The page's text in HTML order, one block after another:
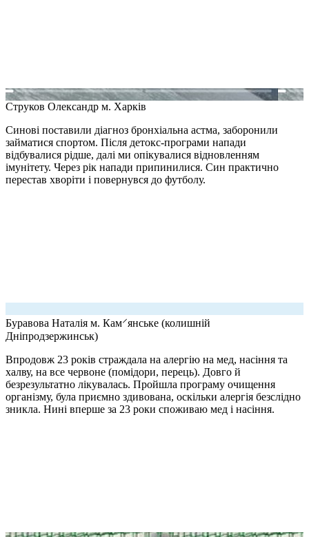
Струков Олександр м. Харків
Синові поставили діагноз бронхіальна астма, заборонили
займатися спортом. Після детокс-програми напади
відбувалися рідше, далі ми опікувалися відновленням
імунітету. Через рік напади припинилися. Син практично
перестав хворіти і повернувся до футболу.
Буравова Наталія м. Кам⸍янське (колишній
Дніпродзержинськ)
Впродовж 23 років страждала на алергію на мед, насіння та
халву, на все червоне (помідори, перець). Довго й
безрезультатно лікувалась. Пройшла програму очищення
організму, була приємно здивована, оскільки алергія безслідно
зникла. Нині вперше за 23 роки споживаю мед і насіння.